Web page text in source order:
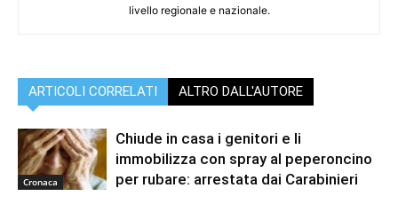
livello regionale e nazionale.
ARTICOLI CORRELATI ALTRO DALL'AUTORE
Cronaca
Chiude in casa i genitori e li
immobilizza con spray al peperoncino
per rubare: arrestata dai Carabinieri